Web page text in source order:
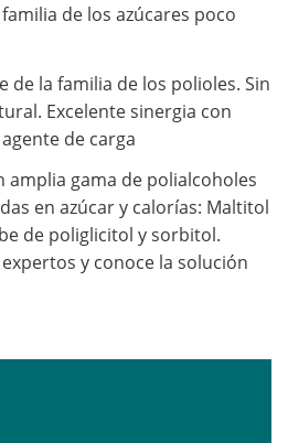
de los azúcares poco
de la familia de los polioles. Sin
Excelente sinergia con
de carga
amplia gama de polialcoholes
en azúcar y calorías: Maltitol
de poliglicitol y sorbitol.
y conoce la solución